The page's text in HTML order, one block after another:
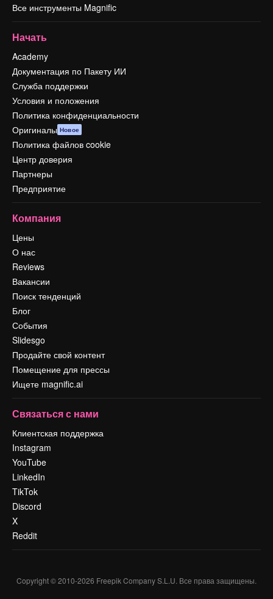
Все инструменты Magnific
Начать
Academy
Документация по Пакету ИИ
Служба поддержки
Условия и положения
Политика конфиденциальности
Оригиналы Новое
Политика файлов cookie
Центр доверия
Партнеры
Предприятие
Компания
Цены
О нас
Reviews
Вакансии
Поиск тенденций
Блог
События
Slidesgo
Продайте свой контент
Помещение для прессы
Ищете magnific.ai
Связаться с нами
Клиентская поддержка
Instagram
YouTube
LinkedIn
TikTok
Discord
X
Reddit
Copyright © 2010-2026 Freepik Company S.L.U. Все права защищены.